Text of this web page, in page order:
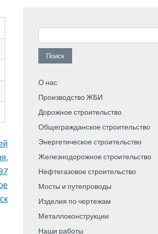
,
Найти:
О нас
Производство ЖБИ
Дорожное строительство
Общегражданское строительство
Энергетическое строительство
Железнодорожное строительство
Нефтегазовое строительство
Мосты и путепроводы
Изделия по чертежам
Металлоконструкции
Наши работы